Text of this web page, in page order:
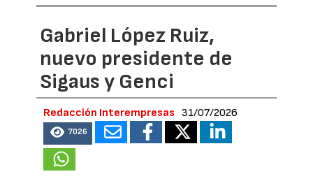
Gabriel López Ruiz,
nuevo presidente de
Sigaus y Genci
Redacción Interempresas 31/07/2026
7026